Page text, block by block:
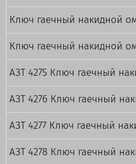
Ключ гаечный накидной
Ключ гаечный накидной
АЗТ 4275 Ключ гаечный
АЗТ 4276 Ключ гаечный
АЗТ 4277 Ключ гаечный
АЗТ 4278 Ключ гаечный